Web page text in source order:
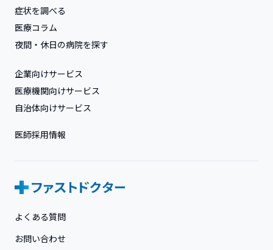
症状を調べる
医療コラム
夜間・休日の病院を探す
企業向けサービス
医療機関向けサービス
自治体向けサービス
医師採用情報
よくある質問
お問い合わせ